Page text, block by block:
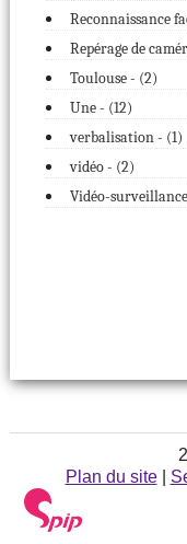
Reconnaissance
Repérage de
Toulouse - (2)
Une - (12)
verbalisation - (1)
vidéo - (2)
Vidéo-
Plan du site|